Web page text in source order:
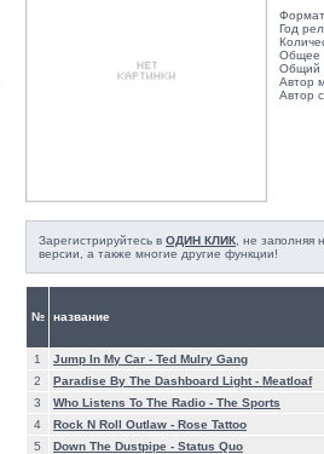
Год
Общее
Общий
Автор
Автор
Зарегистрируйтесь в ОДИН КЛИК , не
версии, а также многие другие функции!
№ название
1 Jump In My Car - Ted Mulry Gang
2
Paradise By The Dashboard Light - Meatloaf
3
Who Listens To The Radio - The Sports
4
Rock N Roll Outlaw - Rose Tattoo
5
Down The Dustpipe - Status Quo